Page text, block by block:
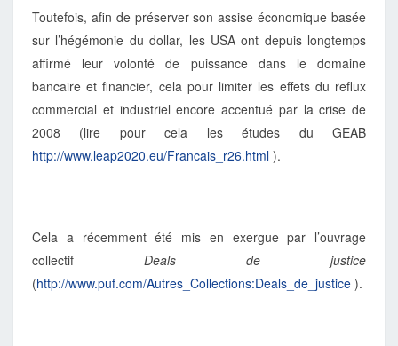
Toutefois, afin de préserver son assise économique basée
sur l’hégémonie du dollar, les USA ont depuis longtemps
affirmé leur volonté de puissance dans le domaine
bancaire et financier, cela pour limiter les effets du reflux
commercial et industriel encore accentué par la crise de
2008 (lire pour cela les études du GEAB
http://www.leap2020.eu/Francais_r26.html ).
Cela a récemment été mis en exergue par l’ouvrage
collectif Deals de justice
(http://www.puf.com/Autres_Collections:Deals_de_justice ).